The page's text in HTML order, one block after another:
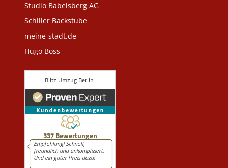
Studio Babelsberg AG
Schiller Backstube
meine-stadt.de
Hugo Boss